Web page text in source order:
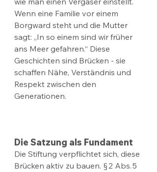
Wenn eine Familie vor einem
Borgward steht und die Mutter
sagt: „In so einem sind wir früher
ans Meer gefahren.“ Diese
Geschichten sind Brücken - sie
schaffen Nähe, Verständnis und
Respekt zwischen den
Generationen.
Die Satzung als Fundament
Die Stiftung verpflichtet sich, diese
Brücken aktiv zu bauen. § 2 Abs. 5